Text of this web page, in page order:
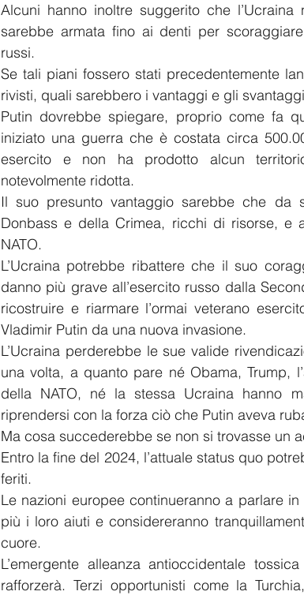
Alcuni hanno inoltre suggerito che
sarebbe armata fino ai denti per
russi.
Se tali piani fossero stati precedentemente
rivisti, quali sarebbero i vantaggi e gli
Putin dovrebbe spiegare, proprio come fa
iniziato una guerra che è costata circa
esercito e non ha prodotto alcun
notevolmente ridotta.
Il suo presunto vantaggio sarebbe che da
Donbass e della Crimea, ricchi di risorse, e
NATO.
L’Ucraina potrebbe ribattere che il suo
danno più grave all’esercito russo dalla
ricostruire e riarmare l’ormai veterano
Vladimir Putin da una nuova invasione.
L’Ucraina perderebbe le sue valide
una volta, a quanto pare né Obama, Trump,
della NATO, né la stessa Ucraina hanno
riprendersi con la forza ciò che Putin aveva
Ma cosa succederebbe se non si trovasse un
Entro la fine del 2024, l’attuale status quo
feriti.
Le nazioni europee continueranno a parlare
più i loro aiuti e considereranno
cuore.
L’emergente alleanza antioccidentale
rafforzerà. Terzi opportunisti come la